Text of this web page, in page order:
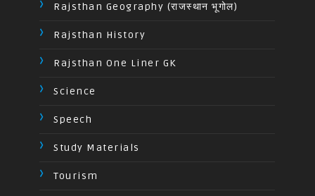
Rajsthan Geography (राजस्थान भूगोल)
Rajsthan History
Rajsthan One Liner GK
Science
Speech
Study Materials
Tourism